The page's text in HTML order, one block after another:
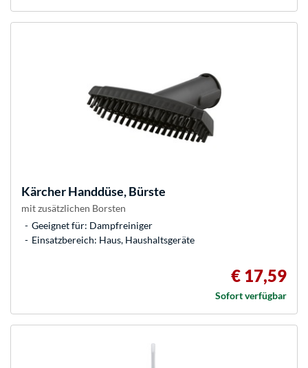
KärcherHanddüse, Bürste
mit zusätzlichen Borsten
Geeignet für: Dampfreiniger
Einsatzbereich: Haus, Haushaltsgeräte
€ 17,59
Sofort verfügbar